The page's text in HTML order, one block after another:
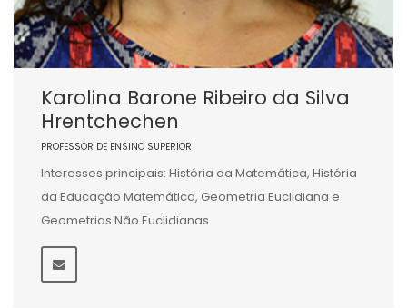
Karolina Barone Ribeiro da Silva
Hrentchechen
PROFESSOR DE ENSINO SUPERIOR
Interesses principais: História da Matemática, História
da Educação Matemática, Geometria Euclidiana e
Geometrias Não Euclidianas.